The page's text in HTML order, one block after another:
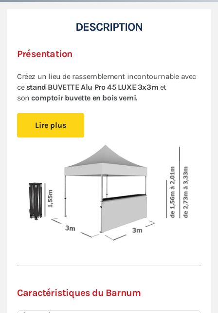
DESCRIPTION
Présentation
Créez un lieu de rassemblement incontournable avec
cestand BUVETTE Alu Pro 45 LUXE 3x3m et
son comptoir buvette en bois verni.
équipement complet
composé d'une tente pliante fiable,
un comptoir robuste
Notre buvette pliante vous offre un confort
d'utilisation dans l'organisation de vos événements :
installez vous
rapidementgrâce à la facilité de
montage et de transport de tous ses éléments.
certifié M2
et répondant aux
Sa bâcheen polyester 380g/m² avec enduction PVC
Sa structure en aluminium Ø45mm et son comptoir
en bois verni (avec les connecteurs pour le fixer) vous
Lire plus
Caractéristiques du Barnum